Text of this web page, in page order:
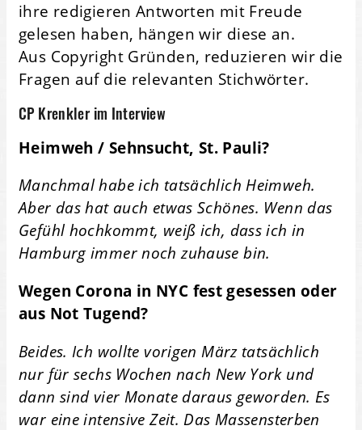
ihre redigieren Antworten mit Freude
gelesen haben, hängen wir diese an.
Aus Copyright Gründen, reduzieren wir die
Fragen auf die relevanten Stichwörter.
CP Krenkler im Interview
Heimweh / Sehnsucht, St. Pauli?
Manchmal habe ich tatsächlich Heimweh.
Aber das hat auch etwas Schönes. Wenn das
Gefühl hochkommt, weiß ich, dass ich in
Hamburg immer noch zuhause bin.
Wegen Corona in NYC fest gesessen oder
aus Not Tugend?
Beides. Ich wollte vorigen März tatsächlich
nur für sechs Wochen nach New York und
dann sind vier Monate daraus geworden. Es
war eine intensive Zeit. Das Massensterben